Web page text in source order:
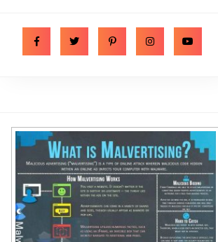
Facebook Twitter Pinterest Instagram